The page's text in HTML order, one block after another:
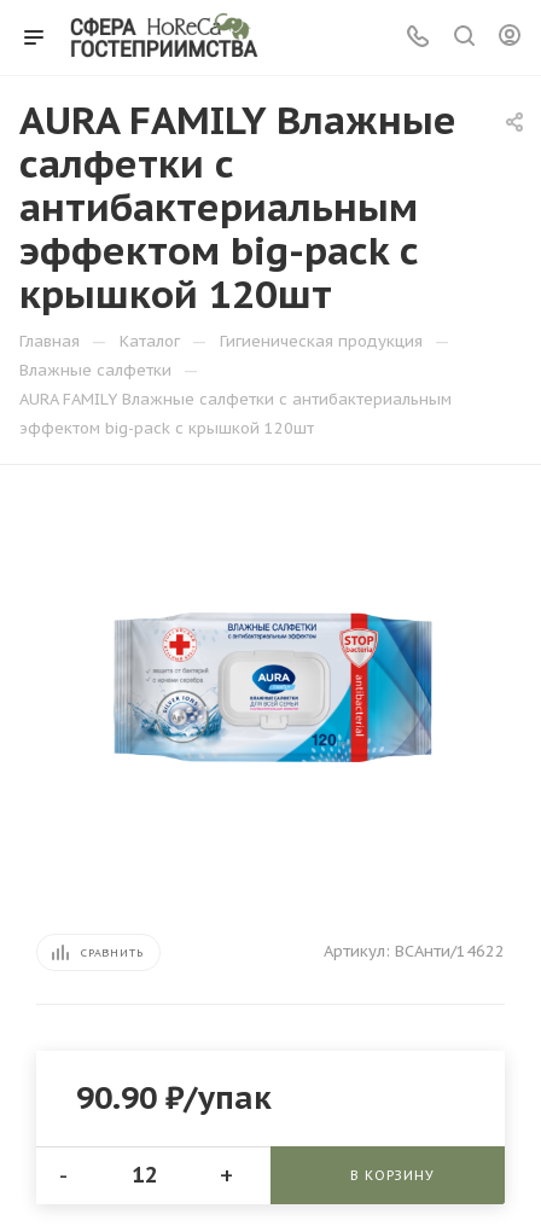
AURA FAMILY Влажные
салфетки с
антибактериальным
эффектом big-pack с
крышкой 120шт
Главная — Каталог — Гигиеническая продукция —
Влажные салфетки —
AURA FAMILY Влажные салфетки с антибактериальным
эффектом big-pack с крышкой 120шт
СРАВНИТЬ Артикул: ВСАнти/14622
90.90 ₽/упак
- + В КОРЗИНУ